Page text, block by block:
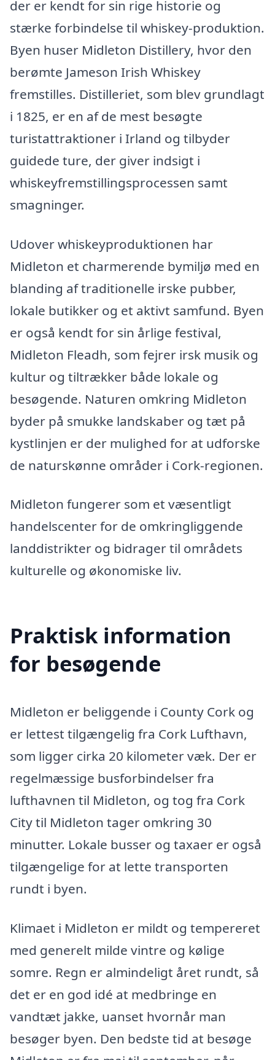
der er kendt for sin rige historie og
stærke forbindelse til whiskey-produktion.
Byen huser Midleton Distillery, hvor den
berømte Jameson Irish Whiskey
fremstilles. Distilleriet, som blev grundlagt
i 1825, er en af de mest besøgte
turistattraktioner i Irland og tilbyder
guidede ture, der giver indsigt i
whiskeyfremstillingsprocessen samt
smagninger.
Udover whiskeyproduktionen har
Midleton et charmerende bymiljø med en
blanding af traditionelle irske pubber,
lokale butikker og et aktivt samfund. Byen
er også kendt for sin årlige festival,
Midleton Fleadh, som fejrer irsk musik og
kultur og tiltrækker både lokale og
besøgende. Naturen omkring Midleton
byder på smukke landskaber og tæt på
kystlinjen er der mulighed for at udforske
de naturskønne områder i Cork-regionen.
Midleton fungerer som et væsentligt
handelscenter for de omkringliggende
landdistrikter og bidrager til områdets
kulturelle og økonomiske liv.
Praktisk information
for besøgende
Midleton er beliggende i County Cork og
er lettest tilgængelig fra Cork Lufthavn,
som ligger cirka 20 kilometer væk. Der er
regelmæssige busforbindelser fra
lufthavnen til Midleton, og tog fra Cork
City til Midleton tager omkring 30
minutter. Lokale busser og taxaer er også
tilgængelige for at lette transporten
rundt i byen.
Klimaet i Midleton er mildt og tempereret
med generelt milde vintre og kølige
somre. Regn er almindeligt året rundt, så
det er en god idé at medbringe en
vandtæt jakke, uanset hvornår man
besøger byen. Den bedste tid at besøge